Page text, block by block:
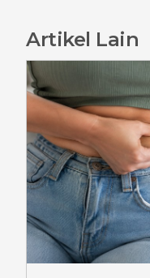
Artikel Lain